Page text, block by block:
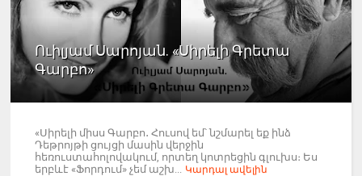
Ուիլյամ Սարոյան. «Սիրելի Գրետա
Գարբո»
«Սիրելի միսս Գարբո․ Հուսով եմ՝ նշմարել եք ինձ
Դեթրոյթի ցույցի մասին վերջին
հեռուստահոլովակում, որտեղ կոտրեցին գլուխս։ Ես
երբևէ «Ֆորդում» չեմ աշխ... Կարդալ ավելին